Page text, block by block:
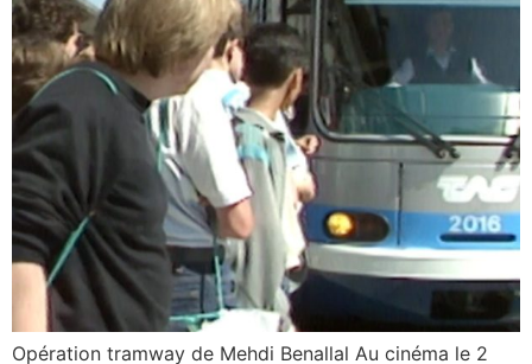
Opération tramway de Mehdi Benallal Au cinéma le 2